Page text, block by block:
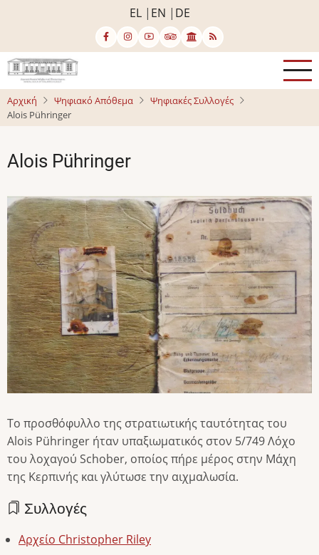
κυρίως
περιεχόμενο
EL EN DE
Αρχική Ψηφιακό Απόθεμα
Ψηφιακές Συλλογές
Alois Pühringer
Alois Pühringer
Image
Το προσθόφυλλο της στρατιωτικής ταυτότητας του
Alois Pühringer ήταν υπαξιωματικός στον 5/749 Λόχο
του λοχαγού Schober, οποίος πήρε μέρος στην Μάχη
της Κερπινής και γλύτωσε την αιχμαλωσία.
Συλλογές
Αρχείο Christopher Riley